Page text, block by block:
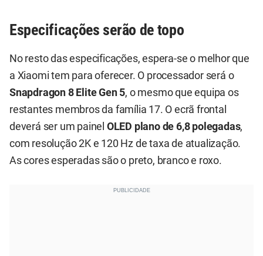
Especificações serão de topo
No resto das especificações, espera-se o melhor que
a Xiaomi tem para oferecer. O processador será o
Snapdragon 8 Elite Gen 5, o mesmo que equipa os
restantes membros da família 17. O ecrã frontal
deverá ser um painel OLED plano de 6,8 polegadas,
com resolução 2K e 120 Hz de taxa de atualização.
As cores esperadas são o preto, branco e roxo.